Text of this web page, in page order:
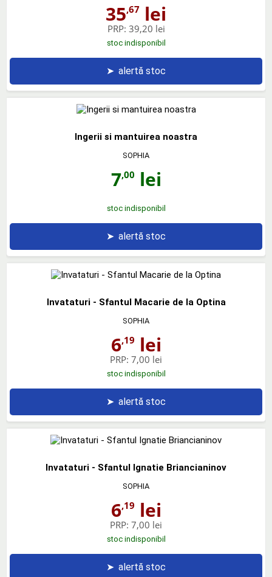
35,67 lei
PRP: 39,20 lei
stoc indisponibil
➤ alertă stoc
Ingerii si mantuirea noastra
SOPHIA
7,00 lei
stoc indisponibil
➤ alertă stoc
Invataturi - Sfantul Macarie de la Optina
SOPHIA
6,19 lei
PRP: 7,00 lei
stoc indisponibil
➤ alertă stoc
Invataturi - Sfantul Ignatie Briancianinov
SOPHIA
6,19 lei
PRP: 7,00 lei
stoc indisponibil
➤ alertă stoc